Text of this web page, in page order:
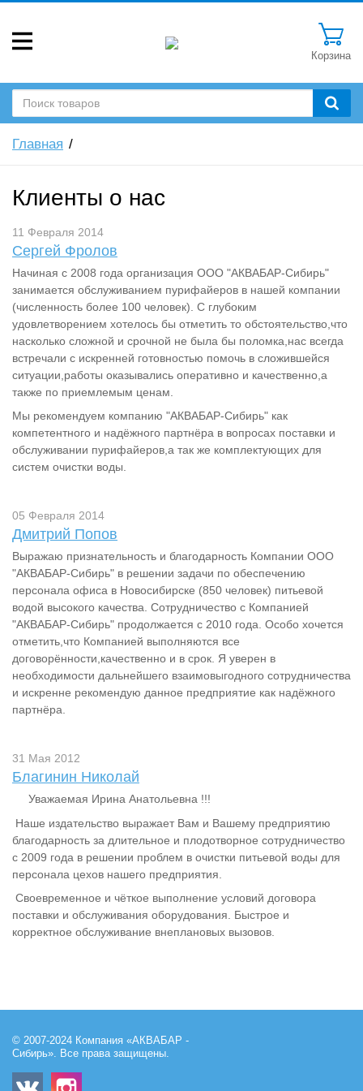
Корзина
Главная
Клиенты о нас
11 Февраля 2014
Сергей Фролов
Начиная с 2008 года организация ООО "АКВАБАР-Сибирь"
занимается обслуживанием пурифайеров в нашей компании
(численность более 100 человек). С глубоким
удовлетворением хотелось бы отметить то обстоятельство,что
насколько сложной и срочной не была бы поломка,нас всегда
встречали с искренней готовностью помочь в сложившейся
ситуации,работы оказывались оперативно и качественно,а
также по приемлемым ценам.
Мы рекомендуем компанию "АКВАБАР-Сибирь" как
компетентного и надёжного партнёра в вопросах поставки и
обслуживании пурифайеров,а так же комплектующих для
систем очистки воды.
05 Февраля 2014
Дмитрий Попов
Выражаю признательность и благодарность Компании ООО
"АКВАБАР-Сибирь" в решении задачи по обеспечению
персонала офиса в Новосибирске (850 человек) питьевой
водой высокого качества. Сотрудничество с Компанией
"АКВАБАР-Сибирь" продолжается с 2010 года. Особо хочется
отметить,что Компанией выполняются все
договорённости,качественно и в срок. Я уверен в
необходимости дальнейшего взаимовыгодного сотрудничества
и искренне рекомендую данное предприятие как надёжного
партнёра.
31 Мая 2012
Благинин Николай
Уважаемая Ирина Анатольевна !!!
Наше издательство выражает Вам и Вашему предприятию
благодарность за длительное и плодотворное сотрудничество
с 2009 года в решении проблем в очистки питьевой воды для
персонала цехов нашего предприятия.
Своевременное и чёткое выполнение условий договора
поставки и обслуживания оборудования. Быстрое и
корректное обслуживание внеплановых вызовов.
© 2007-2024 Компания «АКВАБАР -
Сибирь». Все права защищены.